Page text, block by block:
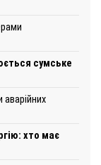
сумське
хто має